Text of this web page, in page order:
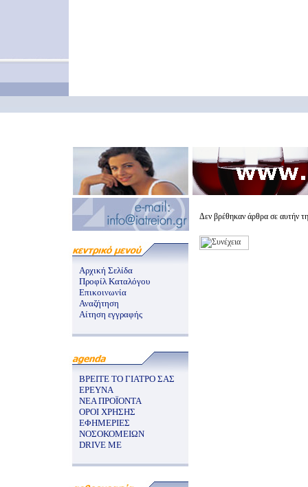
Αρχική Σελίδα
Προφίλ Καταλόγου
Επικοινωνία
Αναζήτηση
Αίτηση εγγραφής
ΒΡΕΙΤΕ ΤΟ ΓΙΑΤΡΟ ΣΑΣ
ΕΡΕΥΝΑ
ΝΕΑ ΠΡΟΪΟΝΤΑ
ΟΡΟΙ ΧΡΗΣΗΣ
ΕΦΗΜΕΡΙΕΣ
ΝΟΣΟΚΟΜΕΙΩΝ
DRIVE ME
Δεν βρέθηκαν άρθρα σε αυτήν